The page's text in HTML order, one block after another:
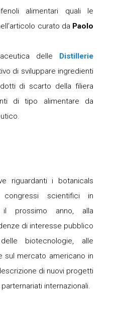
alimentari quali le
curato da Paolo
delle Distillerie
di sviluppare ingredienti
di scarto della filiera
di tipo alimentare da
riguardanti i botanicals
congressi scientifici in
il prossimo anno, alla
di interesse pubblico
biotecnologie, alle
sul mercato americano in
di nuovi progetti
internazionali.